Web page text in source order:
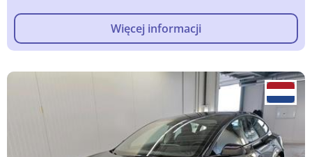
Więcej informacji